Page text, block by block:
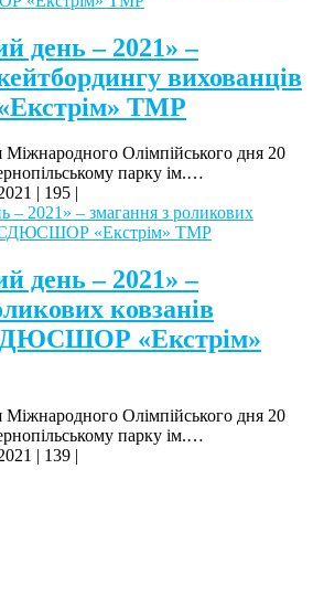
день – 2021» –
вихованців
ТМР
Міжнародного Олімпійського дня 20
парку ім.…
| 195 |
день – 2021» –
ковзанів
«Екстрім»
Міжнародного Олімпійського дня 20
парку ім.…
| 139 |